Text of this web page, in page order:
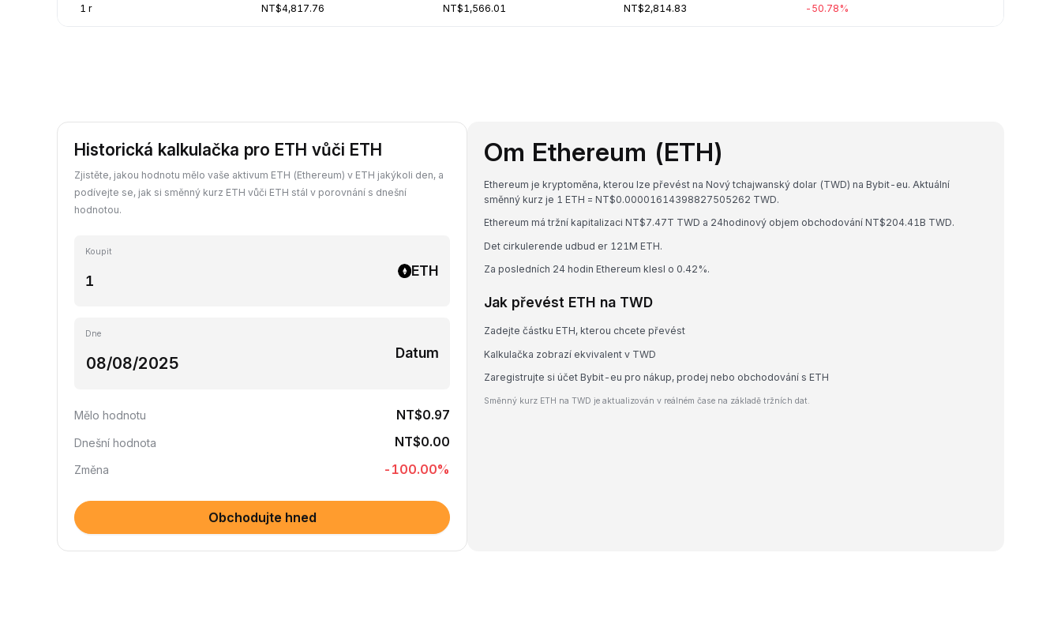
1 r NT$4,817.76 NT$1,566.01 NT$2,814.83 -50.78%
Historická kalkulačka pro ETH vůči ETH
Zjistěte, jakou hodnotu mělo vaše aktivum ETH (Ethereum) v ETH jakýkoli den, a
podívejte se, jak si směnný kurz ETH vůči ETH stál v porovnání s dnešní
hodnotou.
Koupit
ETH
Dne
Datum
Mělo hodnotu NT$0.97
Dnešní hodnota NT$0.00
Změna -100.00%
Obchodujte hned
Om Ethereum (ETH)
Ethereum je kryptoměna, kterou lze převést na Nový tchajwanský dolar (TWD) na Bybit-eu. Aktuální
směnný kurz je 1 ETH = NT$0.00001614398827505262 TWD.
Ethereum má tržní kapitalizaci NT$7.47T TWD a 24hodinový objem obchodování NT$204.41B TWD.
Det cirkulerende udbud er 121M ETH.
Za posledních 24 hodin Ethereum klesl o 0.42%.
Jak převést ETH na TWD
Zadejte částku ETH, kterou chcete převést
Kalkulačka zobrazí ekvivalent v TWD
Zaregistrujte si účet Bybit-eu pro nákup, prodej nebo obchodování s ETH
Směnný kurz ETH na TWD je aktualizován v reálném čase na základě tržních dat.